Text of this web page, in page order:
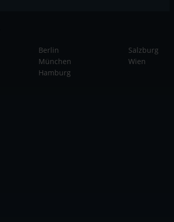
Berlin
München
Hamburg
Salzburg
Wien